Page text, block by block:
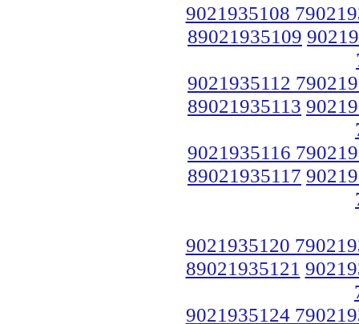
9021935108
89021935109
9021935112
89021935113
9021935116
89021935117
9021935120
89021935121
9021935124